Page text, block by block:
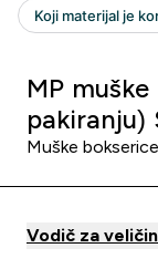
MP
pakiranju)
Muške
Vodič za